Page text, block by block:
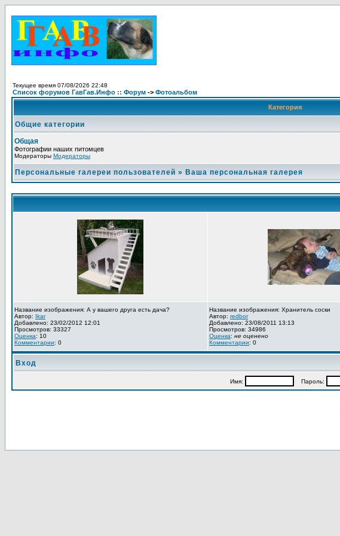
Текущее время 07/08/2026 22:48
Список форумов ГавГав.Инфо :: Форум -> Фотоальбом
Категория
Общие категории
Общая
Фотографии наших питомцев
Модераторы Модераторы
Персональные галереи пользователей » Ваша персональная галерея
Название изображения: А у вашего друга есть дача?
Автор: Ikar
Добавлено: 23/02/2012 12:01
Просмотров: 33327
Оценка: 10
Комментарии: 0
Название изображения: Хранитель соски
Автор: redbor
Добавлено: 23/08/2011 13:13
Просмотров: 34986
Оценка: не оценено
Комментарии: 0
Вход
Имя: Пароль: